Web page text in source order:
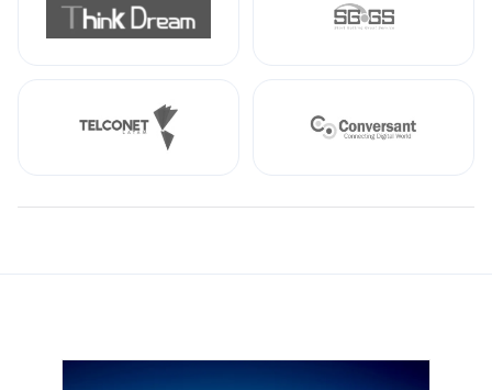
Thinkdream SGGS
Telconet Conversant